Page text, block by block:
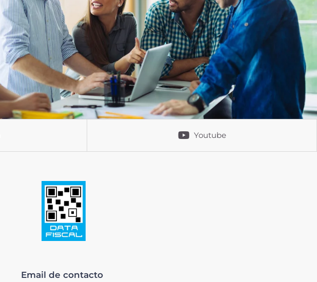
Youtube
Email de contacto